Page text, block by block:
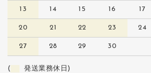
13 14 15 16 17
20 21 22 23 24
27 28 29 30
( 発送業務休日)